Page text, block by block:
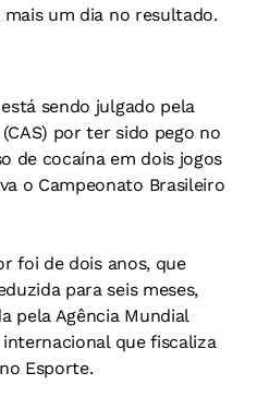
um dia no resultado.
sendo julgado pela
por ter sido pego no
de cocaína em dois jogos
o Campeonato Brasileiro
foi de dois anos, que
para seis meses,
pela Agência Mundial
que fiscaliza
Esporte.